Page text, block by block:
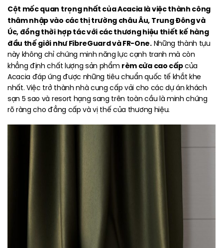
Cột mốc quan trọng nhất của Acacia là việc thành công
thâm nhập vào các thị trường châu Âu, Trung Đông và
Úc, đồng thời hợp tác với các thương hiệu thiết kế hàng
đầu thế giới như FibreGuard và FR-One.Những thành tựu
này không chỉ chứng minh năng lực cạnh tranh mà còn
khẳng định chất lượng sản phẩm rèm cửa cao cấpcủa
Acacia đáp ứng được những tiêu chuẩn quốc tế khắt khe
nhất. Việc trở thành nhà cung cấp vải cho các dự án khách
sạn 5 sao và resort hạng sang trên toàn cầu là minh chứng
rõ ràng cho đẳng cấp và vị thế của thương hiệu.